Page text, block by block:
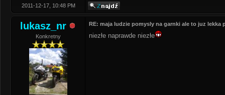
2011-12-17, 10:48 PM
lukasz_nr
Konkretny
RE: maja ludzie pomysly na garnki ale to juz lekka
niezłe naprawde niezłe